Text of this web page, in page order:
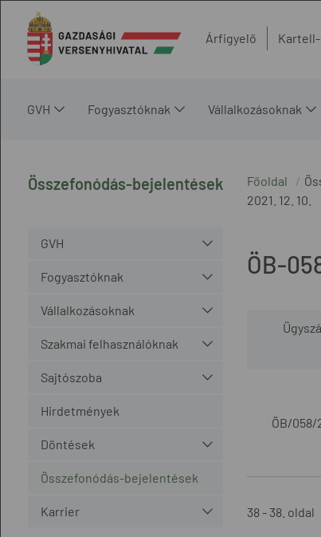
Árfigyelő
GVH Fogyasztóknak Vállalkozásoknak
Összefonódás-bejelentések
GVH
Fogyasztóknak
Vállalkozásoknak
Szakmai felhasználóknak
Sajtószoba
Hirdetmények
Döntések
Összefonódás-bejelentések
Karrier
Főoldal
2021. 12. 10.
ÖB-
ÖB/058/
38 - 38. oldal